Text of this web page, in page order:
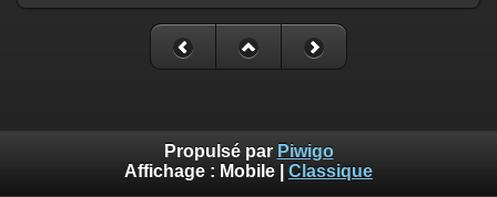
Propulsé par Piwigo
Affichage : Mobile Classique